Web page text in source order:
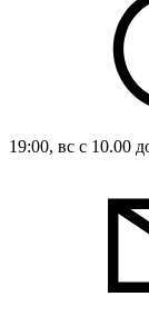
19:00, вс с 10.00